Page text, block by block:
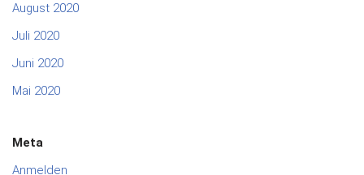
August 2020
Juli 2020
Juni 2020
Mai 2020
Meta
Anmelden